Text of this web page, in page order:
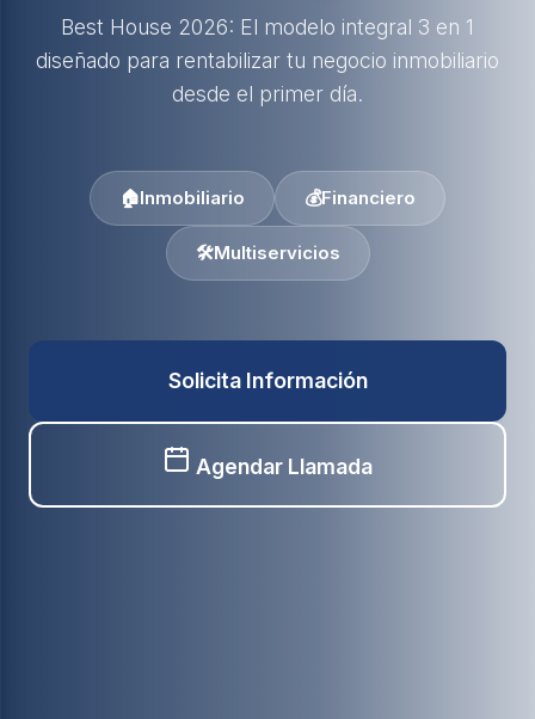
Best House 2026: El modelo integral 3 en 1
diseñado para rentabilizar tu negocio inmobiliario
desde el primer día.
🏠Inmobiliario 💰Financiero
🛠️Multiservicios
Solicita Información
Agendar Llamada